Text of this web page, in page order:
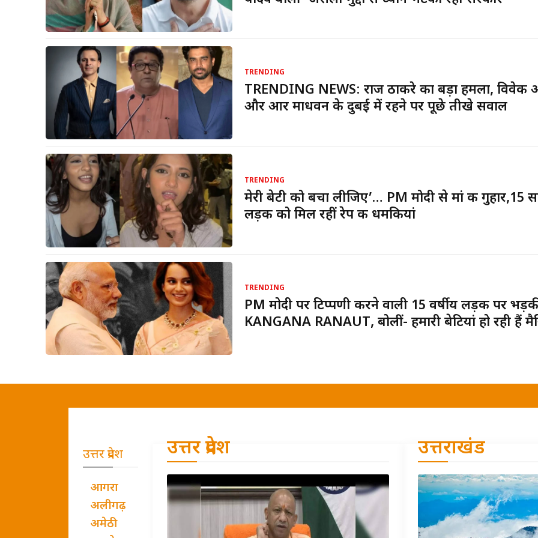
TRENDING
TRENDING NEWS: राज ठाकरे का बड़ा हमला, विवेक
और आर माधवन के दुबई में रहने पर पूछे तीखे सवाल
TRENDING
मेरी बेटी को बचा लीजिए’… PM मोदी से मां की गुहार,15
लड़की को मिल रहीं रेप की धमकियां
TRENDING
PM मोदी पर टिप्पणी करने वाली 15 वर्षीय लड़की पर
KANGANA RANAUT, बोलीं- हमारी बेटियां हो रही हैं
उत्तर प्रदेश
आगरा
अलीगढ़
अमेठी
उत्तर प्रदेश उत्तराखंड